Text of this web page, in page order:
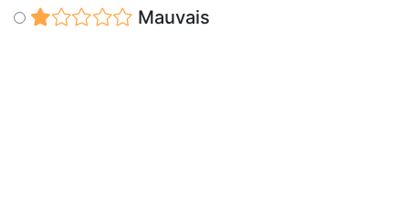
Mauvais